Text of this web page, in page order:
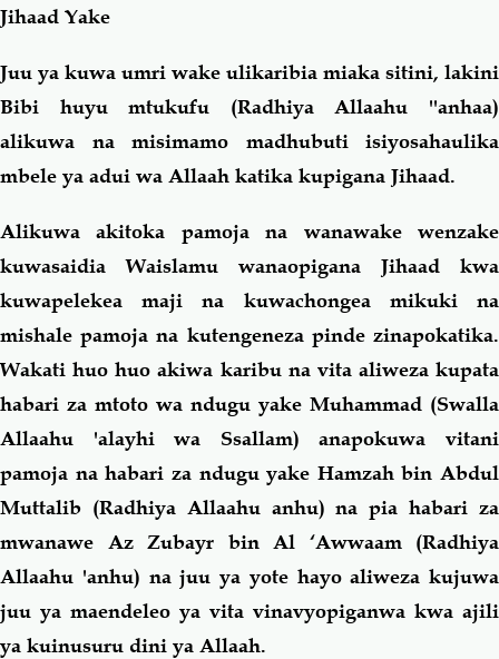
Jihaad Yake
Juu ya kuwa umri wake ulikaribia miaka sitini, lakini
Bibi huyu mtukufu (Radhiya Allaahu ''anhaa)
alikuwa na misimamo madhubuti isiyosahaulika
mbele ya adui wa Allaah katika kupigana Jihaad.
Alikuwa akitoka pamoja na wanawake wenzake
kuwasaidia Waislamu wanaopigana Jihaad kwa
kuwapelekea maji na kuwachongea mikuki na
mishale pamoja na kutengeneza pinde zinapokatika.
Wakati huo huo akiwa karibu na vita aliweza kupata
habari za mtoto wa ndugu yake Muhammad (Swalla
Allaahu 'alayhi wa Ssallam) anapokuwa vitani
pamoja na habari za ndugu yake Hamzah bin Abdul
Muttalib (Radhiya Allaahu anhu) na pia habari za
mwanawe Az Zubayr bin Al ‘Awwaam (Radhiya
Allaahu 'anhu) na juu ya yote hayo aliweza kujuwa
juu ya maendeleo ya vita vinavyopiganwa kwa ajili
ya kuinusuru dini ya Allaah.